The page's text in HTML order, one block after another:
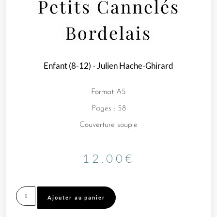
Petits Cannelés
Bordelais
Enfant (8-12) - Julien Hache-Ghirard
Format A5
Pages : 58
Couverture souple
12.00€
Ajouter au panier